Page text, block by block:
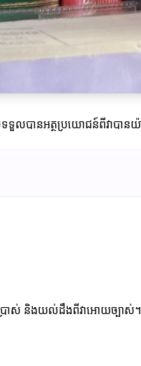
ទួលបានអត្ថប្រយោជន៍ពីវាបានយ៉
ប្រាស់ និងយល់ដឹងពីវាអោយច្បា